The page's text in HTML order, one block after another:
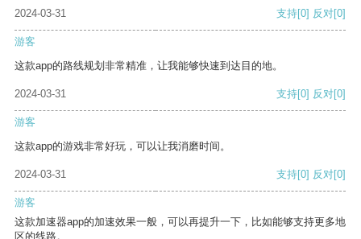
2024-03-31 支持[0] 反对[0]
游客
这款app的路线规划非常精准，让我能够快速到达目的地。
2024-03-31 支持[0] 反对[0]
游客
这款app的游戏非常好玩，可以让我消磨时间。
2024-03-31 支持[0] 反对[0]
游客
这款加速器app的加速效果一般，可以再提升一下，比如能够支持更多地
区的线路。